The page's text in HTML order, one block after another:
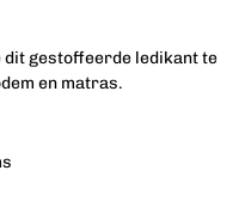
gestoffeerde ledikant te
en matras.